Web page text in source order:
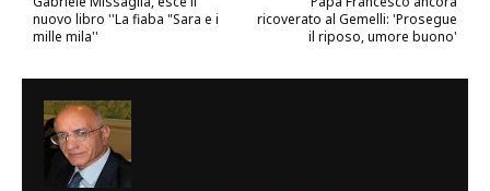
ricoverato al Gemelli: 'Prosegue
il riposo, umore buono'
nuovo libro ''La fiaba "Sara e i
mille mila''